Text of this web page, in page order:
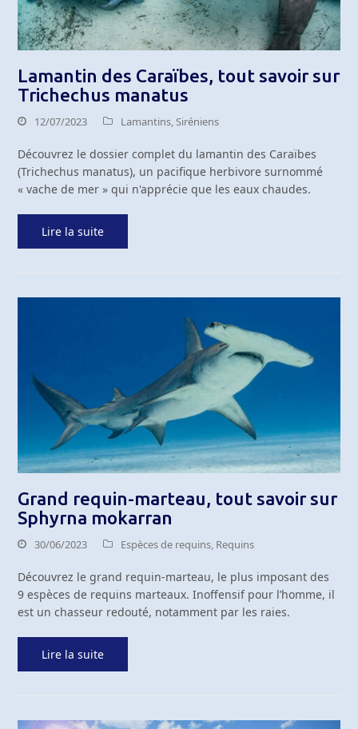
Lamantin des Caraïbes, tout savoir sur
Trichechus manatus
12/07/2023 Lamantins Siréniens
Découvrez le dossier complet du lamantin des Caraïbes
(Trichechus manatus), un pacifique herbivore surnommé
« vache de mer » qui n'apprécie que les eaux chaudes.
Lire la suite
Grand requin-marteau, tout savoir sur
Sphyrna mokarran
30/06/2023 Espèces de requins, Requins
Découvrez le grand requin-marteau, le plus imposant des
9 espèces de requins marteaux. Inoffensif pour l’homme, il
est un chasseur redouté, notamment par les raies.
Lire la suite